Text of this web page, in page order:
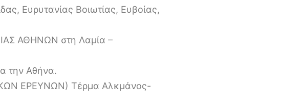
Ευρυτανίας Βοιωτίας, Ευβοίας,
ΑΘΗΝΩΝ στη Λαμία –
την Αθήνα.
ΕΡΕΥΝΩΝ) Τέρμα Αλκμάνος-